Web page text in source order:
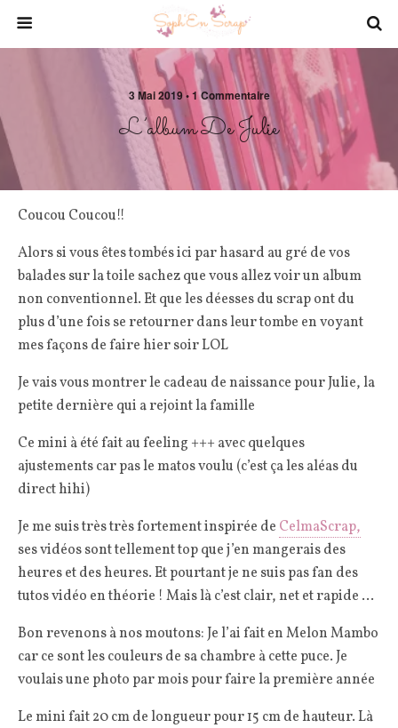
3 Mai 2019 • 1 Commentaire
L’album De Julie
Coucou Coucou!!
Alors si vous êtes tombés ici par hasard au gré de vos
balades sur la toile sachez que vous allez voir un album
non conventionnel. Et que les déesses du scrap ont du
plus d’une fois se retourner dans leur tombe en voyant
mes façons de faire hier soir LOL
Je vais vous montrer le cadeau de naissance pour Julie, la
petite dernière qui a rejoint la famille
Ce mini à été fait au feeling +++ avec quelques
ajustements car pas le matos voulu (c’est ça les aléas du
direct hihi)
Je me suis très très fortement inspirée de CelmaScrap,
ses vidéos sont tellement top que j’en mangerais des
heures et des heures. Et pourtant je ne suis pas fan des
tutos vidéo en théorie ! Mais là c’est clair, net et rapide …
Bon revenons à nos moutons: Je l’ai fait en Melon Mambo
car ce sont les couleurs de sa chambre à cette puce. Je
voulais une photo par mois pour faire la première année
Le mini fait 20 cm de longueur pour 15 cm de hauteur. Là